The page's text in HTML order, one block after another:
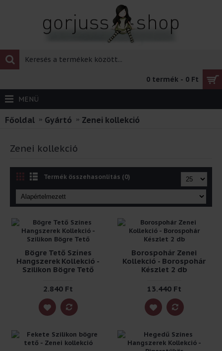
0 termék - 0 Ft
MENÜ
Főoldal Gyártó Zenei kollekció
Zenei kollekció
Termék összehasonlítás (0)
Bögre Tető Színes
Hangszerek Kollekció -
Szilikon Bögre Tető
2.840 Ft
Borospohár Zenei
Kollekció - Borospohár
Készlet 2 db
13.440 Ft